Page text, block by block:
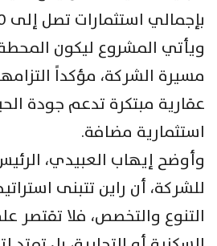
بإجمالي استثمارات تصل إلى 800 مليون جنيه.
ويأتي المشروع ليكون
مسيرة الشركة، مؤكداً
عقارية مبتكرة تدعم جودة
استثمارية مضافة.
وأوضح إيهاب العبيدي،
للشركة، أن راين تتبنى
التنوع والتخصص، فلا تقتصر